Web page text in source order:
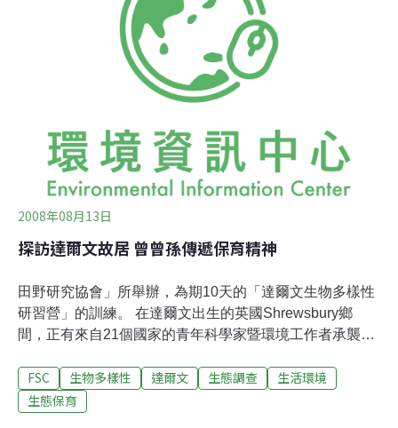
處境才能將朝下一步邁進，真正的改變現況。對於來自各
地的年輕環保工作者來說，盡全力保護當地環境，維護身
為生命命脈的生物多樣性是眼前最重要的事情。來自伊拉
克的Nabeel向大家展示中東最重要的溼地在完全乾枯之
後，如何在不到10年間重回原貌，現在60%的溼地面積已
魚技巧。來自葉門的Safwan則展現中東各國聯合保護遷移
性鳥類棲息地的大串聯
2008年08月13日
探訪達爾文故居 曾曾孫傳遞保育精神
田野研究協會」所舉辦，為期10天的「達爾文生物多樣性
研習營」的訓練。 在達爾文出生的英國Shrewsbury鄉
間，正有來自21個國家的青年科學家暨環境工作者承襲達
在第一波團體腦力激盪、田野調查、基本知識培養的課程
之後，學員們於12日前往達爾文位於倫敦市郊的莊園
FSC 生物多樣性 達爾文 生態調查
生活環境
生態保育